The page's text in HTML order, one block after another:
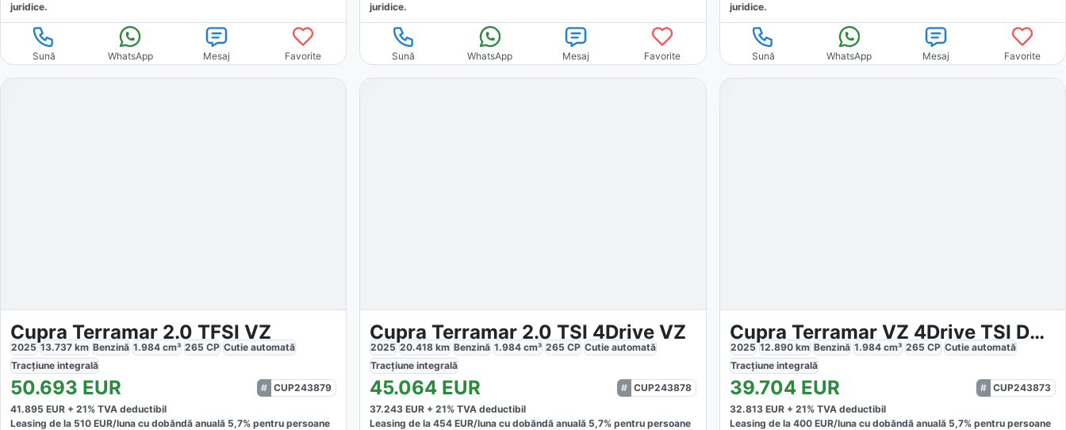
juridice.
Sună WhatsApp Mesaj Favorite
juridice.
Sună WhatsApp Mesaj Favorite
juridice.
Sună WhatsApp Mesaj Favorite
Cupra Terramar 2.0 TFSI VZ
2025 13.737 km Benzină 1.984 cm³ 265 CP Cutie automată
Tracțiune integrală
50.693 EUR
CUP243879
41.895 EUR + 21% TVA deductibil
Leasing de la 510 EUR/luna cu dobăndă anuală 5,7% pentru persoane
Cupra Terramar 2.0 TSI 4Drive VZ
2025 20.418 km Benzină 1.984 cm³ 265 CP Cutieautomată
Tracțiuneintegrală
45.064 EUR
CUP243878
37.243 EUR +21% TVA deductibil
Leasing de la454 EUR/luna cu dobăndă anuală 5,7% pentru persoane
Cupra Terramar VZ 4Drive TSI DSG
2025 12.890km Benzină 1.984cm³ 265 CP Cutie automată
Tracțiune integrală
39.704EUR
CUP243873
32.813EUR + 21% TVA deductibil
Leasing de la 400EUR/lunacu dobăndă anuală 5,7% pentru persoane